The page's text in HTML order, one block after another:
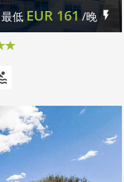
最低 EUR 161/晚